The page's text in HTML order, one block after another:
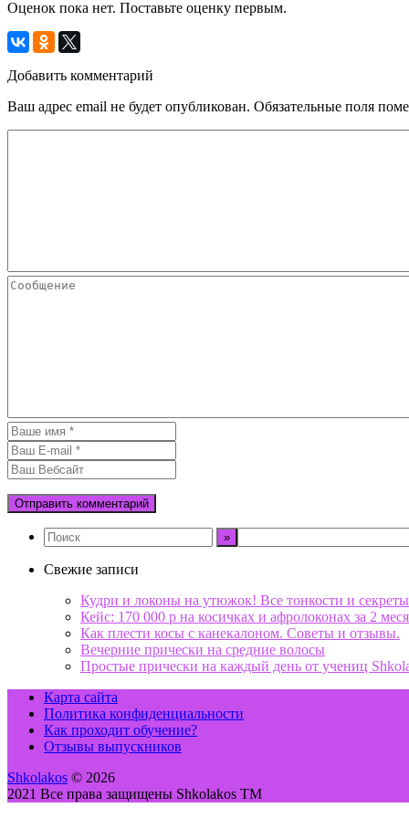
Оценок пока нет. Поставьте оценку первым.
Добавить комментарий
Ваш адрес email не будет опубликован. Обязательные поля
Свежие записи
Кудри и локоны на утюжок! Все тонкости и
Кейс: 170 000 р на косичках и афролоконах за 2
Как плести косы с канекалоном. Советы и отзывы.
Вечерние прически на средние волосы
Простые прически на каждый день от учениц
Карта сайта
Политика конфиденциальности
Как проходит обучение?
Отзывы выпускников
Shkolakos © 2026
2021 Все права защищены Shkolakos TM